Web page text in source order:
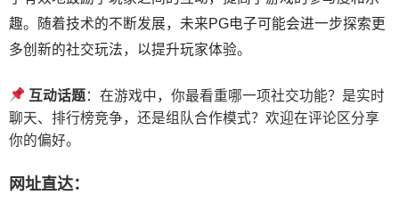
趣。随着技术的不断发展，未来PG电子可能会进一步探索更
多创新的社交玩法，以提升玩家体验。
互动话题：在游戏中，你最看重哪一项社交功能？是实时
聊天、排行榜竞争，还是组队合作模式？欢迎在评论区分享
你的偏好。
网址直达：